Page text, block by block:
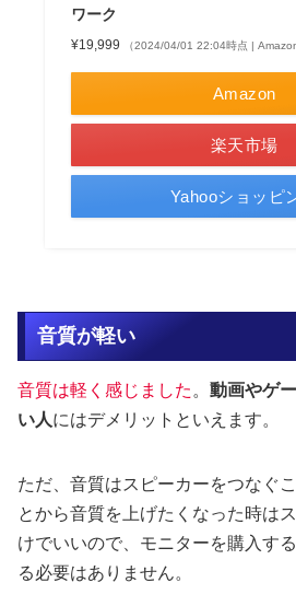
ワーク
¥19,999 （2024/04/01 22:04時点 | Amazon
Amazon
楽天市場
Yahooショッピ
音質が軽い
音質は軽く感じました 。 動画やゲ
い人にはデメリットといえます。
ただ、音質はスピーカーをつなぐ
とから音質を上げたくなった時は
けでいいので、モニターを購入す
る必要はありません。